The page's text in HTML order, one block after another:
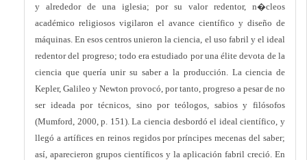
y alrededor de una iglesia; por su valor redentor, n�cleos
académico religiosos vigilaron el avance científico y diseño de
máquinas. En esos centros unieron la ciencia, el uso fabril y el ideal
redentor del progreso; todo era estudiado por una élite devota de la
ciencia que quería unir su saber a la producción. La ciencia de
Kepler, Galileo y Newton provocó, por tanto, progreso a pesar de no
ser ideada por técnicos, sino por teólogos, sabios y filósofos
(Mumford, 2000, p. 151). La ciencia desbordó el ideal científico, y
llegó a artífices en reinos regidos por príncipes mecenas del saber;
así, aparecieron grupos científicos y la aplicación fabril creció. En